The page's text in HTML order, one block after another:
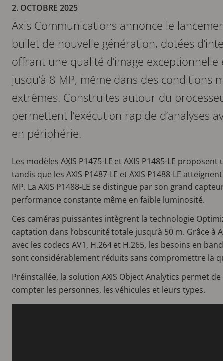
2. OCTOBRE 2025
Axis Communications annonce le
bullet de nouvelle génération, dotées
offrant une qualité d’image
jusqu’à 8 MP, même dans des conditions
extrêmes. Construites autour du
permettent l’exécution rapide d’analyses
en périphérie.
Les modèles AXIS P1475-LE et AXIS P1485-LE
tandis que les AXIS P1487-LE et AXIS P1488-LE
MP. La AXIS P1488-LE se distingue par son grand
performance constante même en faible luminosité.
Ces caméras puissantes intègrent la technologie
captation dans l’obscurité totale jusqu’à 50 m. Grâce à
avec les codecs AV1, H.264 et H.265, les besoins en
sont considérablement réduits sans compromettre la
Préinstallée, la solution AXIS Object Analytics permet
compter les personnes, les véhicules et leurs types.